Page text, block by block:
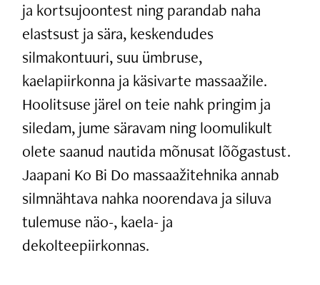
ja kortsujoontest ning parandab naha
elastsust ja sära, keskendudes
silmakontuuri, suu ümbruse,
kaelapiirkonna ja käsivarte massaažile.
Hoolitsuse järel on teie nahk pringim ja
siledam, jume säravam ning loomulikult
olete saanud nautida mõnusat lõõgastust.
Jaapani Ko Bi Do massaažitehnika annab
silmnähtava nahka noorendava ja siluva
tulemuse näo-, kaela- ja
dekolteepiirkonnas.